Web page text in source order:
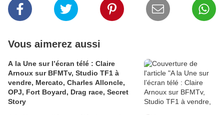
Vous aimerez aussi
A la Une sur l’écran télé : Claire
Arnoux sur BFMTv, Studio TF1 à
vendre, Mercato, Charles Alloncle,
OPJ, Fort Boyard, Drag race, Secret
Story